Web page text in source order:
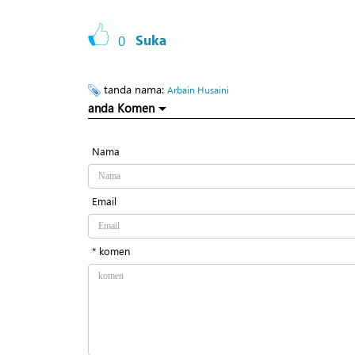
0 Suka
tanda nama: Arbain Husaini
anda Komen
Nama
Email
* komen